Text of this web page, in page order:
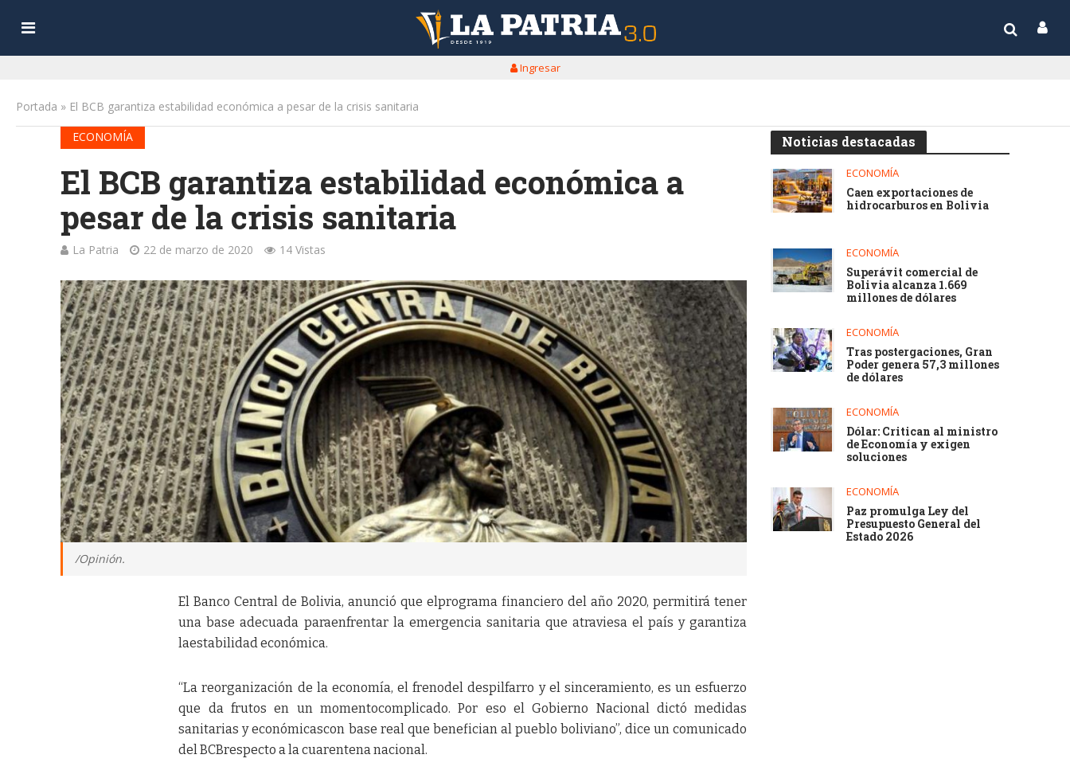
Ingresar
Portada » El BCB garantiza estabilidad económica a pesar de la crisis sanitaria
ECONOMÍA
El BCB garantiza estabilidad económica a
pesar de la crisis sanitaria
La Patria 22 de marzo de 2020 14 Vistas
/Opinión.
El Banco Central de Bolivia, anunció que elprograma financiero del año 2020, permitirá tener
una base adecuada paraenfrentar la emergencia sanitaria que atraviesa el país y garantiza
laestabilidad económica.
“La reorganización de la economía, el frenodel despilfarro y el sinceramiento, es un esfuerzo
que da frutos en un momentocomplicado. Por eso el Gobierno Nacional dictó medidas
sanitarias y económicascon base real que benefician al pueblo boliviano”, dice un comunicado
del BCBrespecto a la cuarentena nacional.
Noticias destacadas
ECONOMÍA
Caen exportaciones de
hidrocarburos en Bolivia
ECONOMÍA
Superávit comercial de
Bolivia alcanza 1.669
millones de dólares
ECONOMÍA
Tras postergaciones, Gran
Poder genera 57,3 millones
de dólares
ECONOMÍA
Dólar: Critican al ministro
de Economía y exigen
soluciones
ECONOMÍA
Paz promulga Ley del
Presupuesto General del
Estado 2026